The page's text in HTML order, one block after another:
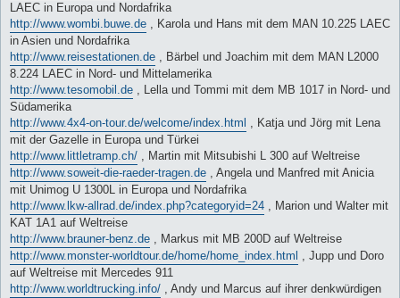
LAEC in Europa und Nordafrika
http://www.wombi.buwe.de , Karola und Hans mit dem MAN 10.225 LAEC
in Asien und Nordafrika
http://www.reisestationen.de , Bärbel und Joachim mit dem MAN L2000
8.224 LAEC in Nord- und Mittelamerika
http://www.tesomobil.de , Lella und Tommi mit dem MB 1017 in Nord- und
Südamerika
http://www.4x4-on-tour.de/welcome/index.html , Katja und Jörg mit Lena
mit der Gazelle in Europa und Türkei
http://www.littletramp.ch/ , Martin mit Mitsubishi L 300 auf Weltreise
http://www.soweit-die-raeder-tragen.de , Angela und Manfred mit Anicia
mit Unimog U 1300L in Europa und Nordafrika
http://www.lkw-allrad.de/index.php?categoryid=24 , Marion und Walter mit
KAT 1A1 auf Weltreise
http://www.brauner-benz.de , Markus mit MB 200D auf Weltreise
http://www.monster-worldtour.de/home/home_index.html , Jupp und Doro
auf Weltreise mit Mercedes 911
http://www.worldtrucking.info/ , Andy und Marcus auf ihrer denkwürdigen